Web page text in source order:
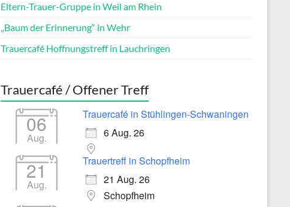
Office 365
Eltern-Trauer-Gruppe in Weil am Rhein
„Baum der Erinnerung“ in Wehr
Trauercafé Hoffnungstreff in Lauchringen
Trauercafé / Offener Treff
06
Aug.
Trauercafé in Stühlingen-Schwaningen
6 Aug. 26
21
Aug.
Trauertreff in Schopfheim
21 Aug. 26
Schopfheim